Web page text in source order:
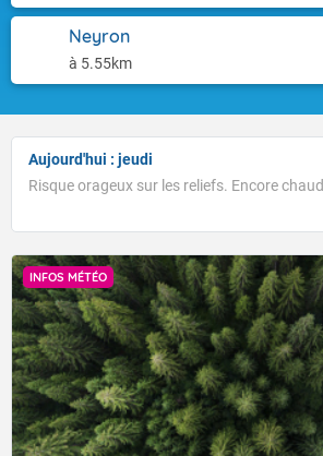
Neyron
à 5.55km
Aujourd'hui : jeudi
Risque orageux sur les reliefs. Encore
INFOS MÉTÉO